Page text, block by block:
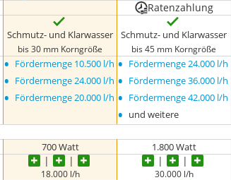
Ratenzahlung
Schmutz- und Klarwasser
bis 30 mm Korngröße
Schmutz- und Klarwasser
bis 45 mm Korngröße
• Fördermenge 10.500 l/h
• Fördermenge 24.000 l/h
• Fördermenge 20.000 l/h
• Fördermenge 24.000 l/h
• Fördermenge 36.000 l/h
• Fördermenge 42.000 l/h
• und weitere
700 Watt 1.800 Watt
18.000 l/h 30.000 l/h